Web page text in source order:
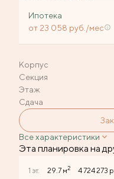
Ипотека
от 23 058 руб./мес
Корпус
Секция
Этаж
Сдача
Все характеристики
Эта планировка на
1 эт. 29.7 м2 4 724 273